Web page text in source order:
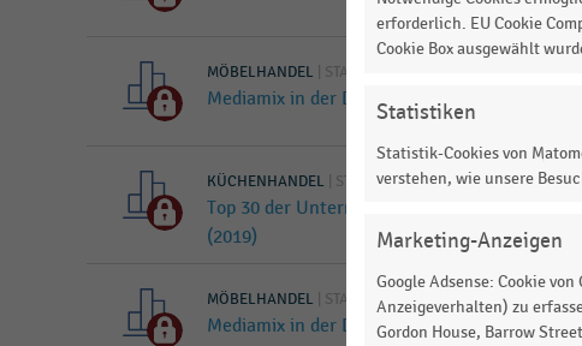
MÖBELHANDEL STATISTIK
Mediamix in der DIY- und Möbelbranche (2023)
KÜCHENHANDEL STATISTIK
Top 30 der Unternehmen im deutschen
(2019)
MÖBELHANDEL STATISTIK
Mediamix in der DIY- und Möbelbranche (2022)
erforderlich. EU Cookie
Cookie Box ausgewählt
Statistiken
Statistik-Cookies von
verstehen, wie unsere
Marketing-Anzeigen
Google Adsense: Cookie
Anzeigeverhalten) zu
Gordon House, Barrow